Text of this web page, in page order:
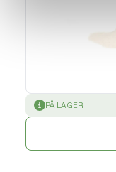
SUCCESS
PÅ LAGER